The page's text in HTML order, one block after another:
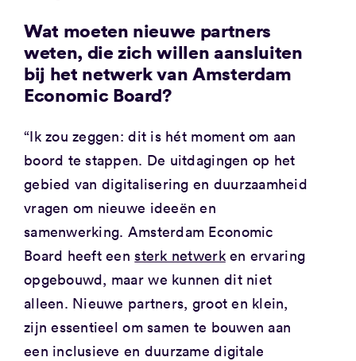
Wat moeten nieuwe partners
weten, die zich willen aansluiten
bij het netwerk van Amsterdam
Economic Board?
“Ik zou zeggen: dit is hét moment om aan
boord te stappen. De uitdagingen op het
gebied van digitalisering en duurzaamheid
vragen om nieuwe ideeën en
samenwerking. Amsterdam Economic
Board heeft eensterk netwerken ervaring
opgebouwd, maar we kunnen dit niet
alleen. Nieuwe partners, groot en klein,
zijn essentieel om samen te bouwen aan
een inclusieve en duurzame digitale